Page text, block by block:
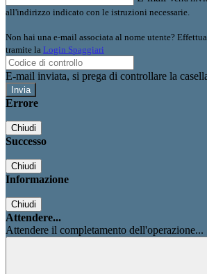
all'indirizzo indicato con le istruzioni necessarie.
Non hai una e-mail associata al nome utente?
tramite la Login Spaggiari
E-mail inviata, si prega di controllare la
Errore
Chiudi
Successo
Chiudi
Informazione
Chiudi
Attendere...
Attendere il completamento dell'operazione...